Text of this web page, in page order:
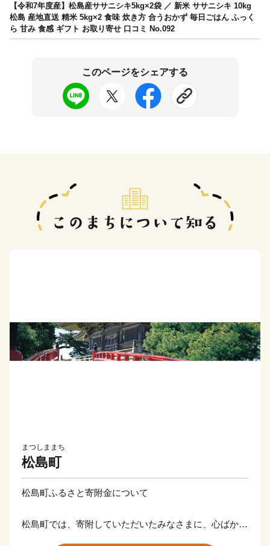
【令和7年度産】松島産ササニシキ5kg×2袋 ／ 新米 ササニシキ 10kg
松島 産地直送 精米 5kg×2 食味 炊き方 合うおかず 毎日ごはん ふっく
ら 甘み 食感 ギフト お取り寄せ 口コミ No.092
このページをシェアする
まつしままち
松島町
松島町ふるさと寄附金について
松島町では、寄附していただいたみなさまに、心ばかり